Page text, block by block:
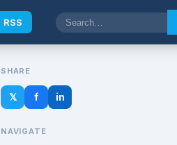
RSS
SHARE
𝕏 f in
NAVIGATE